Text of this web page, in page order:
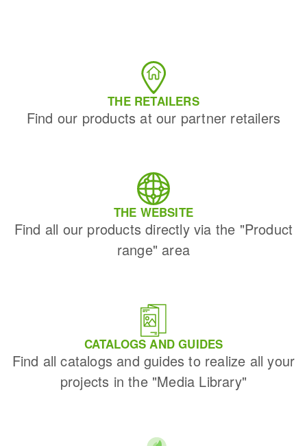
THE RETAILERS
Find our products at our partner retailers
THE WEBSITE
Find all our products directly via the "Product
range" area
CATALOGS AND GUIDES
Find all catalogs and guides to realize all your
projects in the "Media Library"